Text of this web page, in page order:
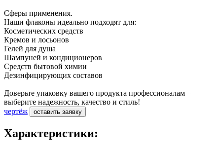
Сферы применения.
Наши флаконы идеально подходят для:
Косметических средств
Кремов и лосьонов
Гелей для душа
Шампуней и кондиционеров
Средств бытовой химии
Дезинфицирующих составов
Доверьте упаковку вашего продукта профессионалам –
выберите надежность, качество и стиль!
чертёж
оставить заявку
Характеристики: